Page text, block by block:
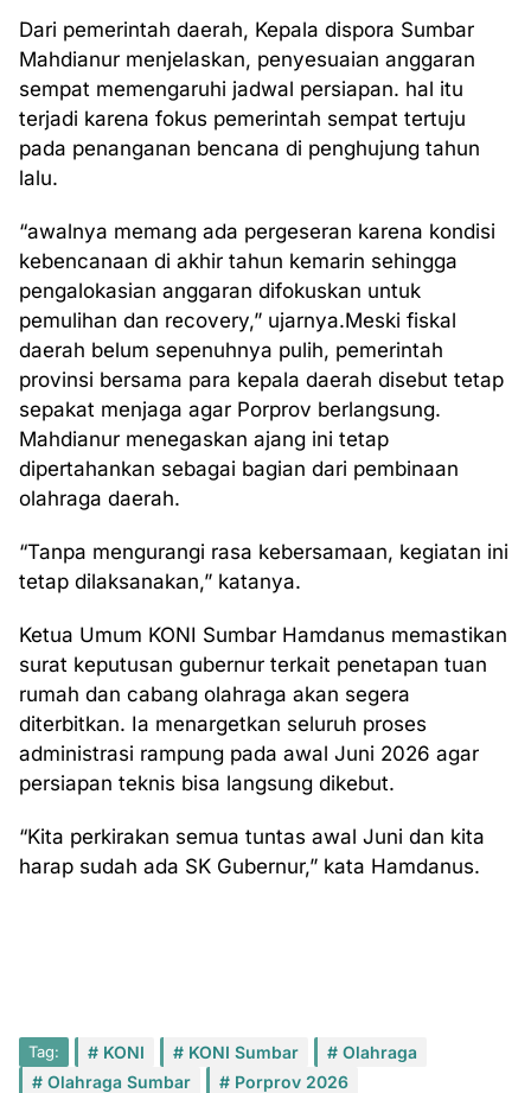
Dari pemerintah daerah, Kepala dispora Sumbar
Mahdianur menjelaskan, penyesuaian anggaran
sempat memengaruhi jadwal persiapan. hal itu
terjadi karena fokus pemerintah sempat tertuju
pada penanganan bencana di penghujung tahun
lalu.
“awalnya memang ada pergeseran karena kondisi
kebencanaan di akhir tahun kemarin sehingga
pengalokasian anggaran difokuskan untuk
pemulihan dan recovery,” ujarnya.Meski fiskal
daerah belum sepenuhnya pulih, pemerintah
provinsi bersama para kepala daerah disebut tetap
sepakat menjaga agar Porprov berlangsung.
Mahdianur menegaskan ajang ini tetap
dipertahankan sebagai bagian dari pembinaan
olahraga daerah.
“Tanpa mengurangi rasa kebersamaan, kegiatan ini
tetap dilaksanakan,” katanya.
Ketua Umum KONI Sumbar Hamdanus memastikan
surat keputusan gubernur terkait penetapan tuan
rumah dan cabang olahraga akan segera
diterbitkan. Ia menargetkan seluruh proses
administrasi rampung pada awal Juni 2026 agar
persiapan teknis bisa langsung dikebut.
“Kita perkirakan semua tuntas awal Juni dan kita
harap sudah ada SK Gubernur,” kata Hamdanus.
Tag: KONI KONI Sumbar
Olahraga
Olahraga Sumbar
Porprov 2026